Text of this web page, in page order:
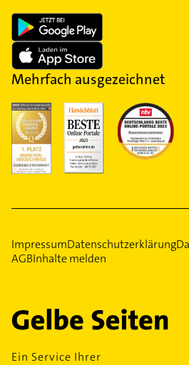
Mehrfach ausgezeichnet
ImpressumDatenschutzerklärung
AGBInhalte melden
Ein Service Ihrer